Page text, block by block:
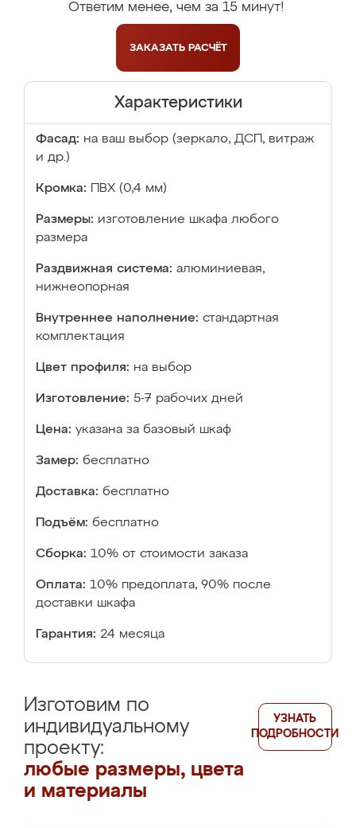
Ответим менее, чем за 15 минут!
ЗАКАЗАТЬ РАСЧЁТ
Характеристики
Фасад: на ваш выбор (зеркало, ДСП, витраж
и др.)
Кромка: ПВХ (0,4 мм)
Размеры: изготовление шкафа любого
размера
Раздвижная система: алюминиевая,
нижнеопорная
Внутреннее наполнение: стандартная
комплектация
Цвет профиля: на выбор
Изготовление: 5-7 рабочих дней
Цена: указана за базовый шкаф
Замер: бесплатно
Доставка: бесплатно
Подъём: бесплатно
Сборка: 10% от стоимости заказа
Оплата: 10% предоплата, 90% после
доставки шкафа
Гарантия: 24 месяца
Изготовим по
индивидуальному
проекту:
любые размеры, цвета
и материалы
УЗНАТЬ
ПОДРОБНОСТИ